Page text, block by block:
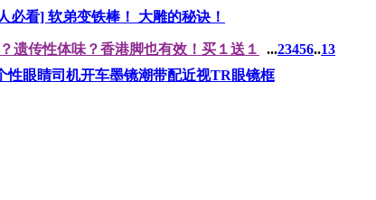
必看] 软弟变铁棒！ 大雕的秘诀！
遗传性体味？香港脚也有效！买１送１ ...23456..13
性眼睛司机开车墨镜潮带配近视TR眼镜框